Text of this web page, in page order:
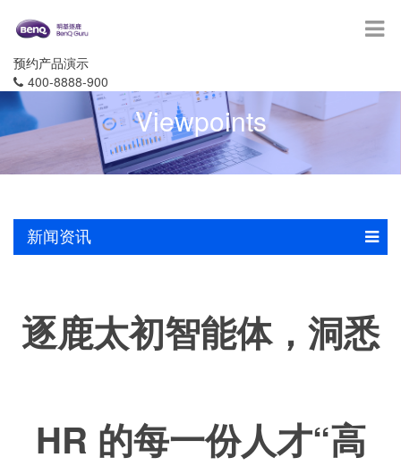
预约产品演示
400-8888-900
Viewpoints
新闻资讯
逐鹿太初智能体，洞悉
HR 的每一份人才“高